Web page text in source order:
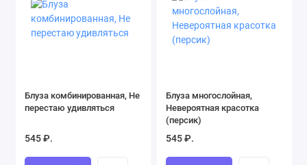
Блуза комбинированная, Не
перестаю удивляться
545 ₽.
Блуза многослойная,
Невероятная красотка
(персик)
545 ₽.